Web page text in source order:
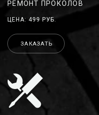
РЕМОНТ ПРОКОЛОВ
ЦЕНА: 499 РУБ.
ЗАКАЗАТЬ